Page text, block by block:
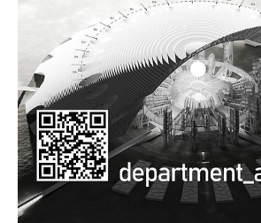
Documents and Downloads